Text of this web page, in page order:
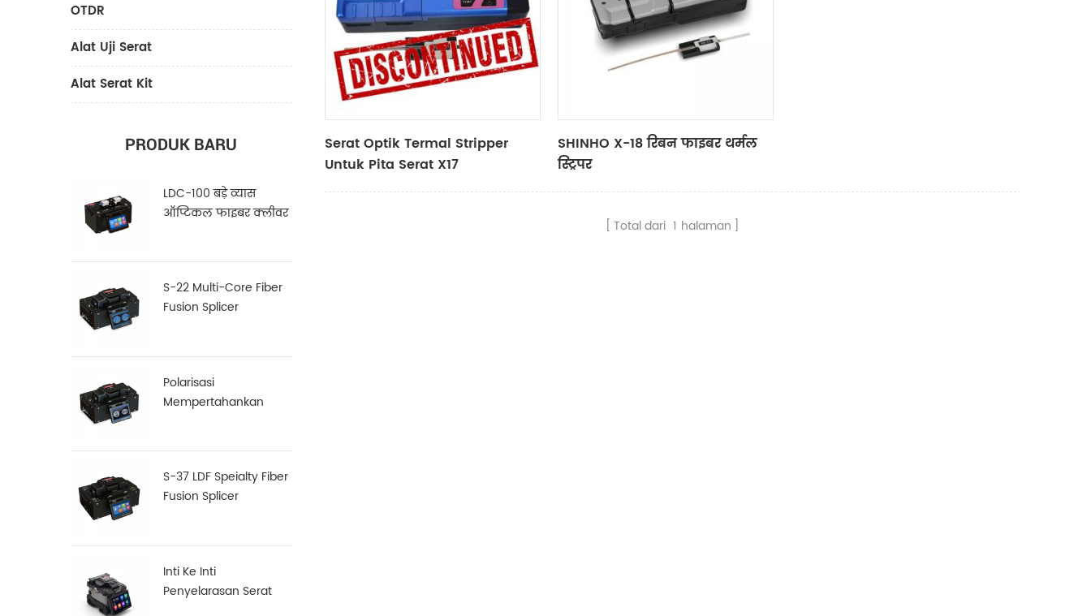
OTDR
Alat Uji Serat
Alat Serat Kit
PRODUK BARU
LDC-100 बड़े व्यास
ऑप्टिकल फाइबर क्लीवर
S-22 Multi-Core Fiber
Fusion Splicer
Polarisasi
Mempertahankan
S-37 LDF Speialty Fiber
Fusion Splicer
Inti Ke Inti
Penyelarasan Serat
Serat Optik Termal Stripper
Untuk Pita Serat X17
SHINHO X-18 रिबन फाइबर थर्मल
स्ट्रिपर
Total dari 1 halaman